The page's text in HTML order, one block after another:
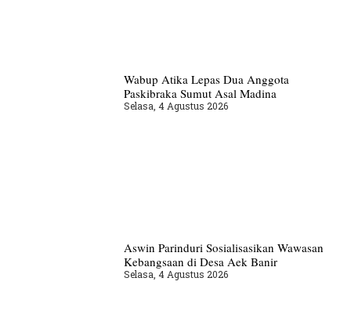
Wabup Atika Lepas Dua Anggota
Paskibraka Sumut Asal Madina
Selasa, 4 Agustus 2026
Aswin Parinduri Sosialisasikan Wawasan
Kebangsaan di Desa Aek Banir
Selasa, 4 Agustus 2026